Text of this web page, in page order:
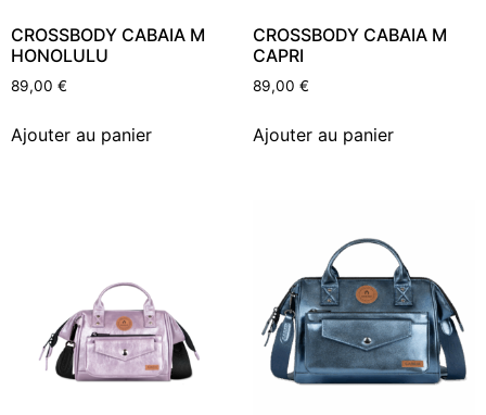
CROSSBODY CABAIA M
HONOLULU
89,00 €
Ajouter au panier
CROSSBODY CABAIA M
CAPRI
89,00 €
Ajouter au panier